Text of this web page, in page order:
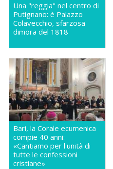
Una "reggia" nel centro di
Putignano: è Palazzo
Colavecchio, sfarzosa
dimora del 1818
Bari, la Corale ecumenica
compie 40 anni:
«Cantiamo per l'unità di
tutte le confessioni
cristiane»